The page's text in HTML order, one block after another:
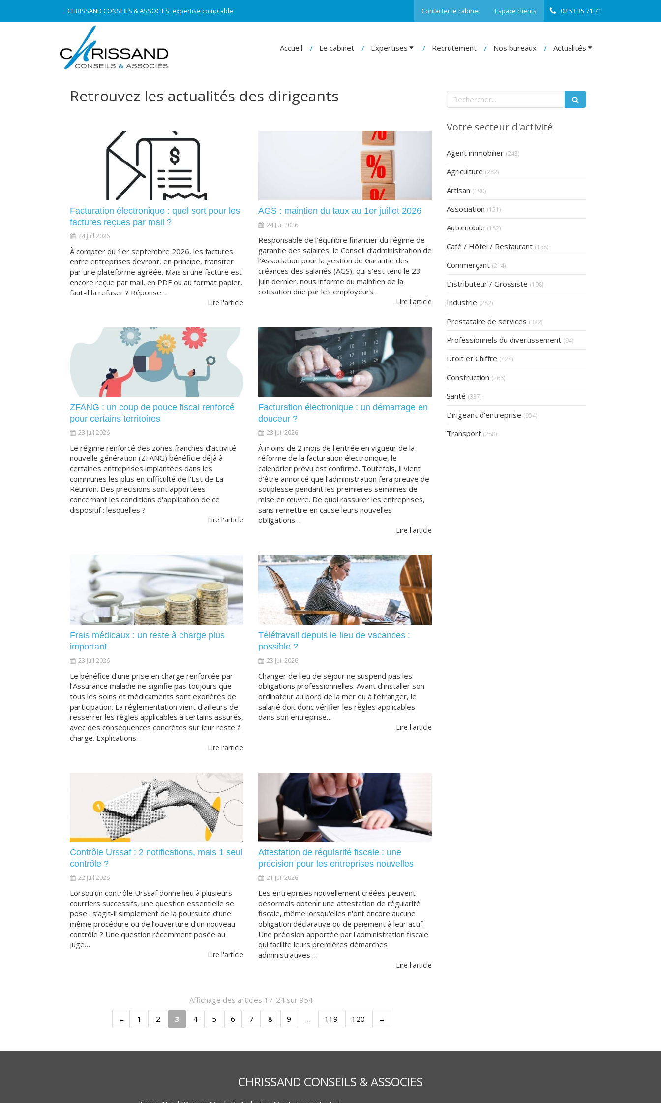
CHRISSAND CONSEILS & ASSOCIES, expertise comptable 02 53 35 71 71
Espace clients
Contacter le cabinet
Accueil Le cabinet Expertises Recrutement Nos bureaux Actualités
Retrouvez les actualités des dirigeants
Facturation électronique : quel sort pour les
factures reçues par mail ?
24 Juil 2026
À compter du 1er septembre 2026, les factures
entre entreprises devront, en principe, transiter
par une plateforme agréée. Mais si une facture est
encore reçue par mail, en PDF ou au format papier,
faut-il la refuser ? Réponse…
Lire l'article
AGS : maintien du taux au 1er juillet 2026
24 Juil 2026
Responsable de l’équilibre financier du régime de
garantie des salaires, le Conseil d’administration de
l’Association pour la gestion de Garantie des
créances des salariés (AGS), qui s’est tenu le 23
juin dernier, nous informe du maintien de la
cotisation due par les employeurs.
Lire l'article
ZFANG : un coup de pouce fiscal renforcé
pour certains territoires
23 Juil 2026
Le régime renforcé des zones franches d'activité
nouvelle génération (ZFANG) bénéficie déjà à
certaines entreprises implantées dans les
communes les plus en difficulté de l'Est de La
Réunion. Des précisions sont apportées
concernant les conditions d'application de ce
dispositif : lesquelles ?
Lire l'article
Facturation électronique : un démarrage en
douceur ?
23 Juil 2026
À moins de 2 mois de l'entrée en vigueur de la
réforme de la facturation électronique, le
calendrier prévu est confirmé. Toutefois, il vient
d’être annoncé que l’administration fera preuve de
souplesse pendant les premières semaines de
mise en œuvre. De quoi rassurer les entreprises,
sans remettre en cause leurs nouvelles
obligations…
Lire l'article
Frais médicaux : un reste à charge plus
important
23 Juil 2026
Le bénéfice d’une prise en charge renforcée par
l’Assurance maladie ne signifie pas toujours que
tous les soins et médicaments sont exonérés de
participation. La réglementation vient d’ailleurs de
resserrer les règles applicables à certains assurés,
avec des conséquences concrètes sur leur reste à
charge. Explications…
Lire l'article
Télétravail depuis le lieu de vacances :
possible ?
23 Juil 2026
Changer de lieu de séjour ne suspend pas les
obligations professionnelles. Avant d’installer son
ordinateur au bord de la mer ou à l’étranger, le
salarié doit donc vérifier les règles applicables
dans son entreprise…
Lire l'article
Contrôle Urssaf : 2 notifications, mais 1 seul
contrôle ?
22 Juil 2026
Lorsqu’un contrôle Urssaf donne lieu à plusieurs
courriers successifs, une question essentielle se
pose : s’agit-il simplement de la poursuite d’une
même procédure ou de l’ouverture d’un nouveau
contrôle ? Une question récemment posée au
juge…
Lire l'article
Attestation de régularité fiscale : une
précision pour les entreprises nouvelles
21 Juil 2026
Les entreprises nouvellement créées peuvent
désormais obtenir une attestation de régularité
fiscale, même lorsqu'elles n'ont encore aucune
obligation déclarative ou de paiement à leur actif.
Une précision apportée par l'administration fiscale
qui facilite leurs premières démarches
administratives …
Lire l'article
Affichage des articles 17-24 sur 954
1
2 3 4 5 6 7 8 9 … 119 120
Rechercher
Votre secteur d'activité
Agent immobilier (243)Articles Count
Agriculture (282)Articles Count
Artisan (190)Articles Count
Association (151)Articles Count
Automobile (182)Articles Count
Café / Hôtel / Restaurant (168)Articles Count
Commerçant (214)Articles Count
Distributeur / Grossiste (198)Articles Count
Industrie (282)Articles Count
Prestataire de services (322)Articles Count
Professionnels du divertissement (94)Articles Count
Droit et Chiffre (424)Articles Count
Construction (266)Articles Count
Santé (337)Articles Count
Dirigeant d'entreprise (954)Articles Count
Transport (288)Articles Count
CHRISSAND CONSEILS & ASSOCIES